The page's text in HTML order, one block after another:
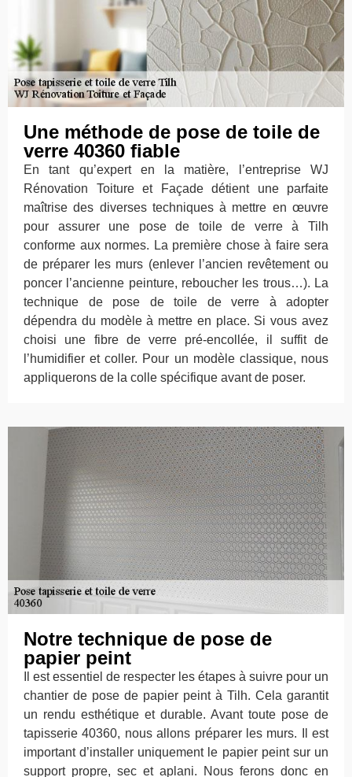
Une méthode de pose de toile de
verre 40360 fiable
En tant qu’expert en la matière, l’entreprise WJ
Rénovation Toiture et Façade détient une parfaite
maîtrise des diverses techniques à mettre en œuvre
pour assurer une pose de toile de verre à Tilh
conforme aux normes. La première chose à faire sera
de préparer les murs (enlever l’ancien revêtement ou
poncer l’ancienne peinture, reboucher les trous…). La
technique de pose de toile de verre à adopter
dépendra du modèle à mettre en place. Si vous avez
choisi une fibre de verre pré-encollée, il suffit de
l’humidifier et coller. Pour un modèle classique, nous
appliquerons de la colle spécifique avant de poser.
Notre technique de pose de
papier peint
Il est essentiel de respecter les étapes à suivre pour un
chantier de pose de papier peint à Tilh. Cela garantit
un rendu esthétique et durable. Avant toute pose de
tapisserie 40360, nous allons préparer les murs. Il est
important d’installer uniquement le papier peint sur un
support propre, sec et aplani. Nous ferons donc en